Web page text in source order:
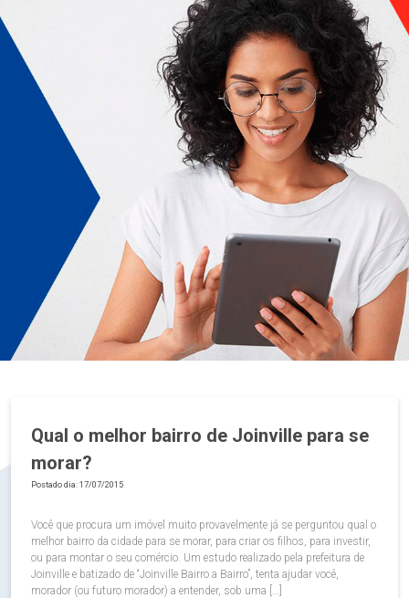
Qual o melhor bairro de Joinville para se
morar?
Postado dia: 17/07/2015
Você que procura um imóvel muito provavelmente já se perguntou qual o
melhor bairro da cidade para se morar, para criar os filhos, para investir,
ou para montar o seu comércio. Um estudo realizado pela prefeitura de
Joinville e batizado de “Joinville Bairro a Bairro”, tenta ajudar você,
morador (ou futuro morador) a entender, sob uma […]